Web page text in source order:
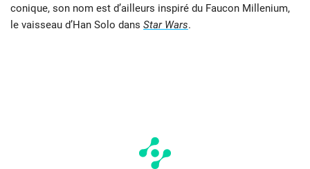
conique, son nom est d’ailleurs inspiré du Faucon Millenium,
le vaisseau d’Han Solo dans Star Wars.